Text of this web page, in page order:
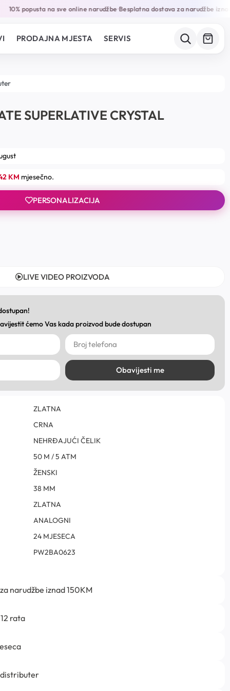
10% popusta na sve online narudžbe•Besplatna dostava za narudžbe iznad
PRODAJNA MJESTA SERVIS
SUPERLATIVE CRYSTAL
KM mjesečno.
PERSONALIZACIJA
LIVE VIDEO PROIZVODA
ćemo Vas kada proizvod bude dostupan
Obavijesti me
ZLATNA
CRNA
NEHRĐAJUĆI ČELIK
50 M / 5 ATM
ŽENSKI
38 MM
ZLATNA
ANALOGNI
24 MJESECA
PW2BA0623
narudžbe iznad 150KM
rata